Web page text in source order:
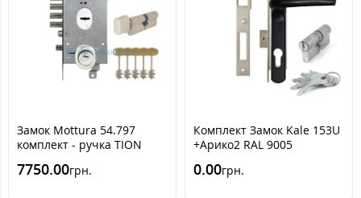
Замок Mottura 54.797
комплект - ручка TION
RBLOCK (Mul-T-Lock)
7750.00грн.
Комплект Замок Kale 153U
+Арико2 RAL 9005
0.00грн.